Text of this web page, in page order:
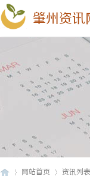
肇州资讯
网站首页 资讯列表